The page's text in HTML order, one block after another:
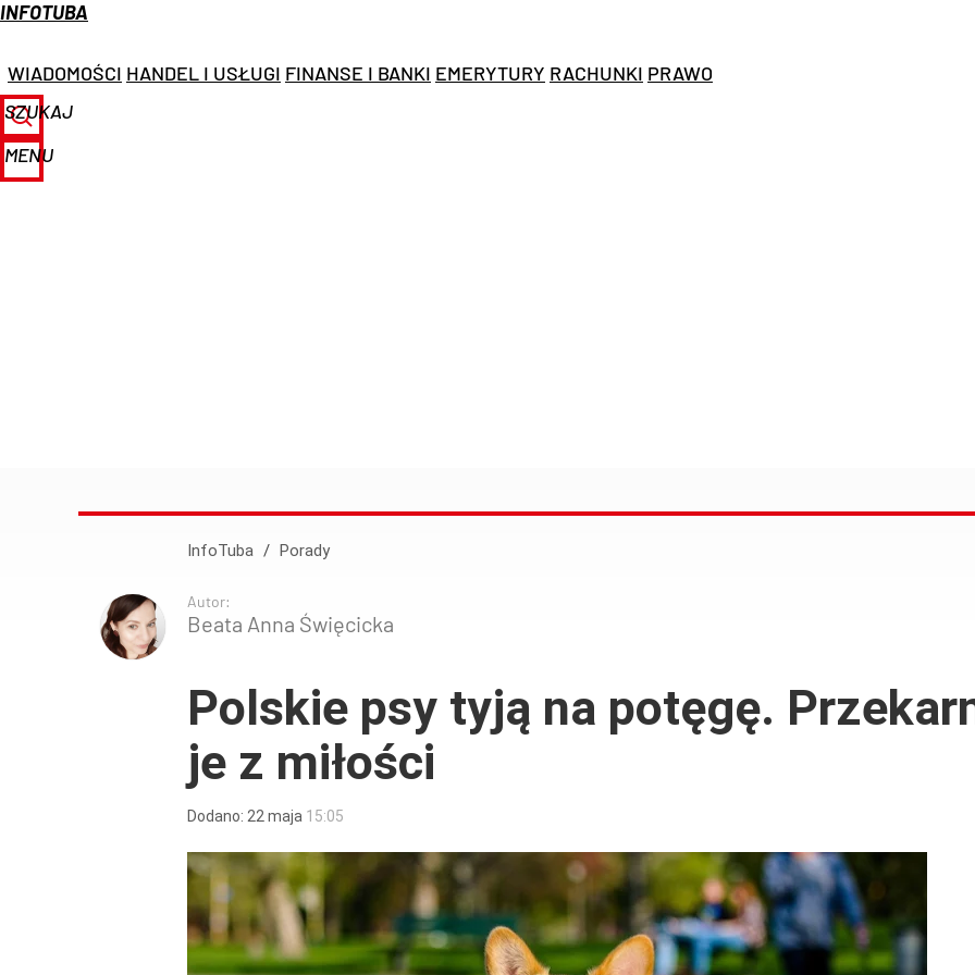
INFOTUBA
WIADOMOŚCI HANDEL I USŁUGI FINANSE I BANKI EMERYTURY RACHUNKI PRAWO
SZUKAJ
MENU
InfoTuba / Porady
Autor:
Beata Anna Święcicka
Polskie psy tyją na potęgę.
je z miłości
Dodano: 22 maja 15:05